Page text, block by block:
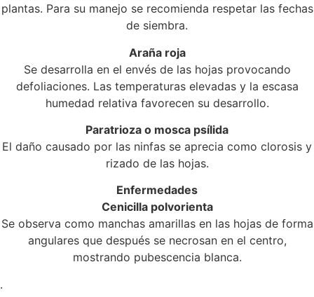
plantas. Para su manejo se recomienda respetar las fechas
de siembra.
Araña roja
Se desarrolla en el envés de las hojas provocando
defoliaciones. Las temperaturas elevadas y la escasa
humedad relativa favorecen su desarrollo.
Paratrioza o mosca psílida
El daño causado por las ninfas se aprecia como clorosis y
rizado de las hojas.
Enfermedades
Cenicilla polvorienta
Se observa como manchas amarillas en las hojas de forma
angulares que después se necrosan en el centro,
mostrando pubescencia blanca.
.